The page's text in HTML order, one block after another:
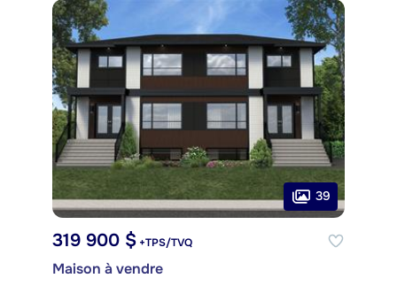
39
319 900 $ +TPS/TVQ
Maison à vendre